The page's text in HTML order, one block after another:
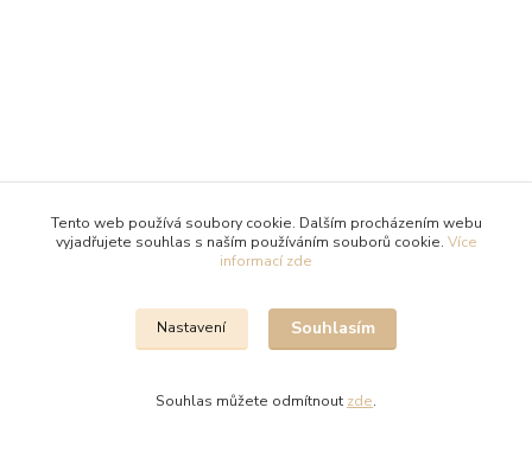
Tento web používá soubory cookie. Dalším procházením webu
vyjadřujete souhlas s naším používáním souborů cookie. Více
informací zde
Nastavení Souhlasím
Souhlas můžete odmítnout zde.